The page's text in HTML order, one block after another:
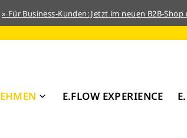
» Für Business-Kunden: Jetzt im neuen B2B-
E.FLOW EXPERIENCE